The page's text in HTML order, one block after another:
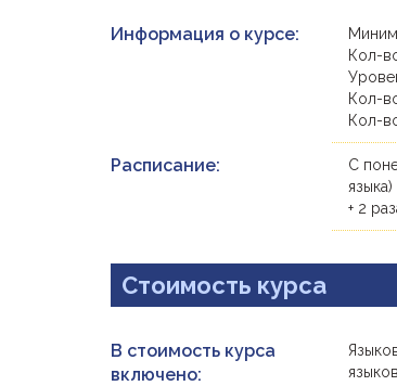
Информация о курсе:
Кол-
Кол-
Кол-
Расписание:
С
языка)
+ 2
Стоимость курса
В стоимость курса
включено: